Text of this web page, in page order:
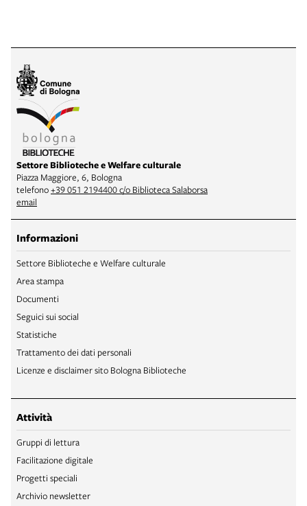
Settore Biblioteche e Welfare culturale
Piazza Maggiore, 6, Bologna
telefono+39 051 2194400 c/o Biblioteca Salaborsa
email
Informazioni
Settore Biblioteche e Welfare culturale
Area stampa
Documenti
Seguici sui social
Statistiche
Trattamento dei dati personali
Licenze e disclaimer sito Bologna Biblioteche
Attività
Gruppi di lettura
Facilitazione digitale
Progetti speciali
Archivio newsletter